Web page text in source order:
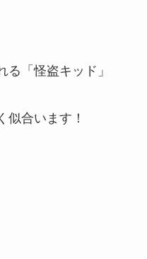
「怪盗キッド」
似合います！